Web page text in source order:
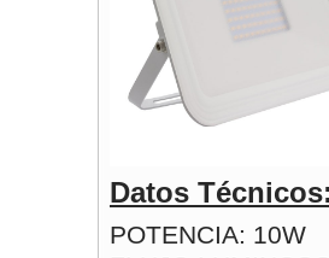
Datos
POTENCIA: 10W